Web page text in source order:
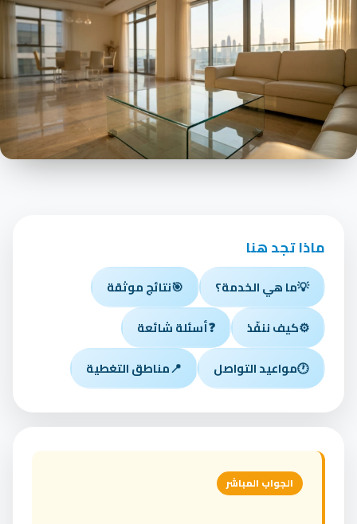
ماذا تجد هنا
💡ما هي الخدمة؟ 🎯نتائج موثقة
⚙️كيف ننفّذ ❓أسئلة شائعة
🕐مواعيد التواصل 📍مناطق التغطية
الجواب المباشر